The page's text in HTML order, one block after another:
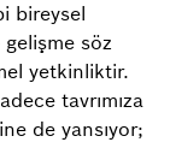
bireysel
söz
yetkinliktir.
tavrımıza
de yansıyor;